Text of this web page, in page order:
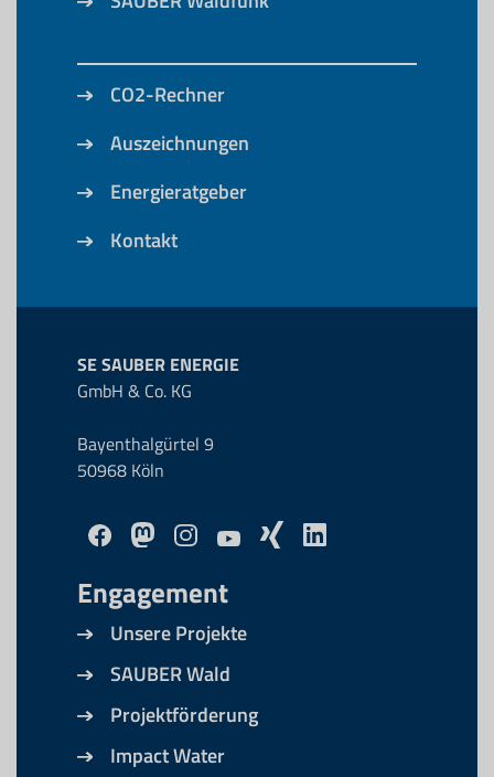
CO2-Rechner
Auszeichnungen
Energieratgeber
Kontakt
SE SAUBER ENERGIE
GmbH & Co. KG
Bayenthalgürtel 9
50968 Köln
Engagement
Unsere Projekte
SAUBER Wald
Projektförderung
Impact Water